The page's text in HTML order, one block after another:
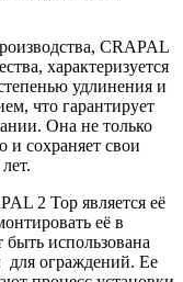
CRAPAL
характеризуется
удлинения и
что гарантирует
Она не только
и сохраняет свои
2 Top является её
её в
использована
для ограждений. Ее